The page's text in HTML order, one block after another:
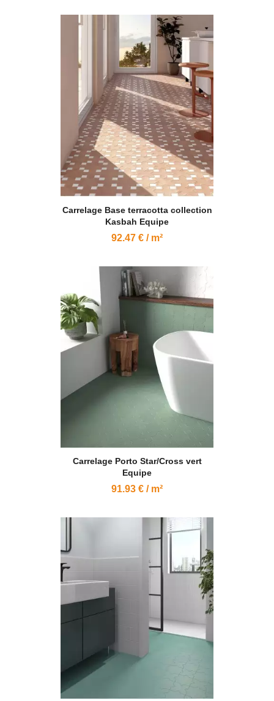
Carrelage Base terracotta collection
Kasbah Equipe
92.47 € / m²
Carrelage Porto Star/Cross vert
Equipe
91.93 € / m²